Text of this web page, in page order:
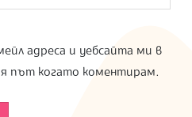
адреса и уебсайта ми в
път когато коментирам.